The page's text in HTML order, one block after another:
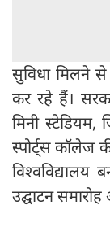
सुविधा मिलने से
कर रहे हैं।
मिनी
स्पोर्ट्स कॉलेज
उद्घाटन